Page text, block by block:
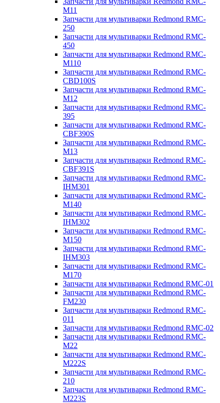
M11
Запчасти для мультиварки Redmond RMC-
250
Запчасти для мультиварки Redmond RMC-
450
Запчасти для мультиварки Redmond RMC-
M110
Запчасти для мультиварки Redmond RMC-
CBD100S
Запчасти для мультиварки Redmond RMC-
M12
Запчасти для мультиварки Redmond RMC-
395
Запчасти для мультиварки Redmond RMC-
CBF390S
Запчасти для мультиварки Redmond RMC-
M13
Запчасти для мультиварки Redmond RMC-
CBF391S
Запчасти для мультиварки Redmond RMC-
IHM301
Запчасти для мультиварки Redmond RMC-
M140
Запчасти для мультиварки Redmond RMC-
IHM302
Запчасти для мультиварки Redmond RMC-
M150
Запчасти для мультиварки Redmond RMC-
IHM303
Запчасти для мультиварки Redmond RMC-
M170
Запчасти для мультиварки Redmond RMC-01
Запчасти для мультиварки Redmond RMC-
FM230
Запчасти для мультиварки Redmond RMC-
011
Запчасти для мультиварки Redmond RMC-02
Запчасти для мультиварки Redmond RMC-
M22
Запчасти для мультиварки Redmond RMC-
M222S
Запчасти для мультиварки Redmond RMC-
210
Запчасти для мультиварки Redmond RMC-
M223S